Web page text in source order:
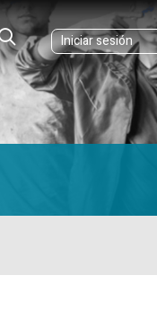
Iniciar sesión